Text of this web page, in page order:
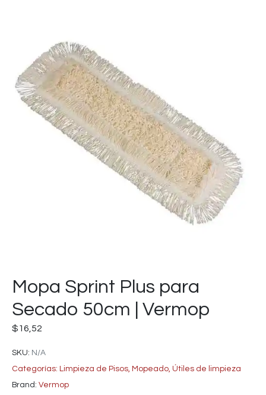
Mopa Sprint Plus para
Secado 50cm | Vermop
$16,52
SKU: N/A
Categorías: Limpieza de Pisos, Mopeado, Útiles de limpieza
Brand: Vermop